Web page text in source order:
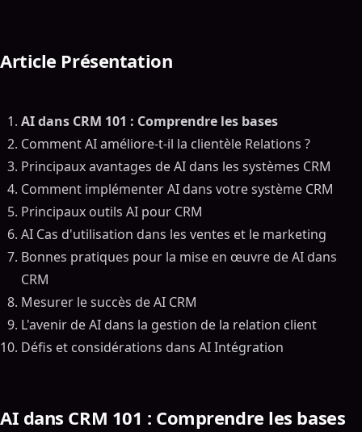
Article Présentation
AI dans CRM 101 : Comprendre les bases
Comment AI améliore-t-il la clientèle Relations ?
Principaux avantages de AI dans les systèmes CRM
Comment implémenter AI dans votre système CRM
Principaux outils AI pour CRM
AI Cas d'utilisation dans les ventes et le marketing
Bonnes pratiques pour la mise en œuvre de AI dans
CRM
Mesurer le succès de AI CRM
L'avenir de AI dans la gestion de la relation client
Défis et considérations dans AI Intégration
AI dans CRM 101 : Comprendre les bases